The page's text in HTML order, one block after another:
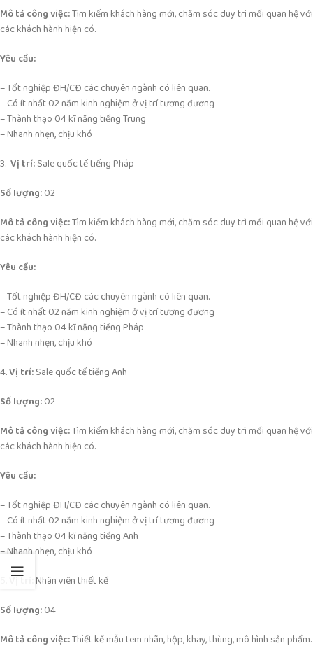
Mô tả công việc:Tìm kiếm khách hàng mới, chăm sóc duy trì mối quan hệ với
các khách hành hiện có.
Yêu cầu:
– Tốt nghiệp ĐH/CĐ các chuyên ngành có liên quan.
– Có ít nhất 02 năm kinh nghiệm ở vị trí tương đương
– Thành thạo 04 kĩ năng tiếng Trung
– Nhanh nhẹn, chịu khó
3. Vị trí:Sale quốc tế tiếng Pháp
Số lượng:02
Mô tả công việc:Tìm kiếm khách hàng mới, chăm sóc duy trì mối quan hệ với
các khách hành hiện có.
Yêu cầu:
– Tốt nghiệp ĐH/CĐ các chuyên ngành có liên quan.
– Có ít nhất 02 năm kinh nghiệm ở vị trí tương đương
– Thành thạo 04 kĩ năng tiếng Pháp
– Nhanh nhẹn, chịu khó
4.Vị trí:Sale quốc tế tiếng Anh
Số lượng:02
Mô tả công việc:Tìm kiếm khách hàng mới, chăm sóc duy trì mối quan hệ với
các khách hành hiện có.
Yêu cầu:
– Tốt nghiệp ĐH/CĐ các chuyên ngành có liên quan.
– Có ít nhất 02 năm kinh nghiệm ở vị trí tương đương
– Thành thạo 04 kĩ năng tiếng Anh
– Nhanh nhẹn, chịu khó
Vị trí:
Nhân viên thiết kế
Số lượng:04
Mô tả công việc:Thiết kế mẫu tem nhãn, hộp, khay, thùng, mô hình sản phẩm.